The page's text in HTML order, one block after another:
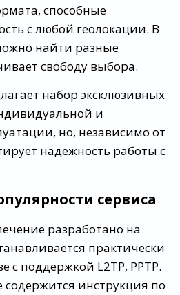
способные
с любой геолокации. В
найти разные
свободу выбора.
набор эксклюзивных
и
но, независимо от
надежность работы с
сервиса
разработано на
практически
с поддержкой L2TP, PPTP.
содержится инструкция по